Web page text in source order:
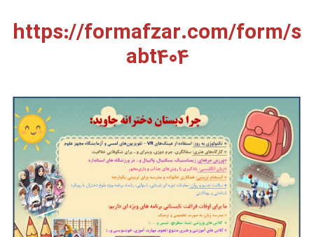
https://formafzar.com/form/s
abt404